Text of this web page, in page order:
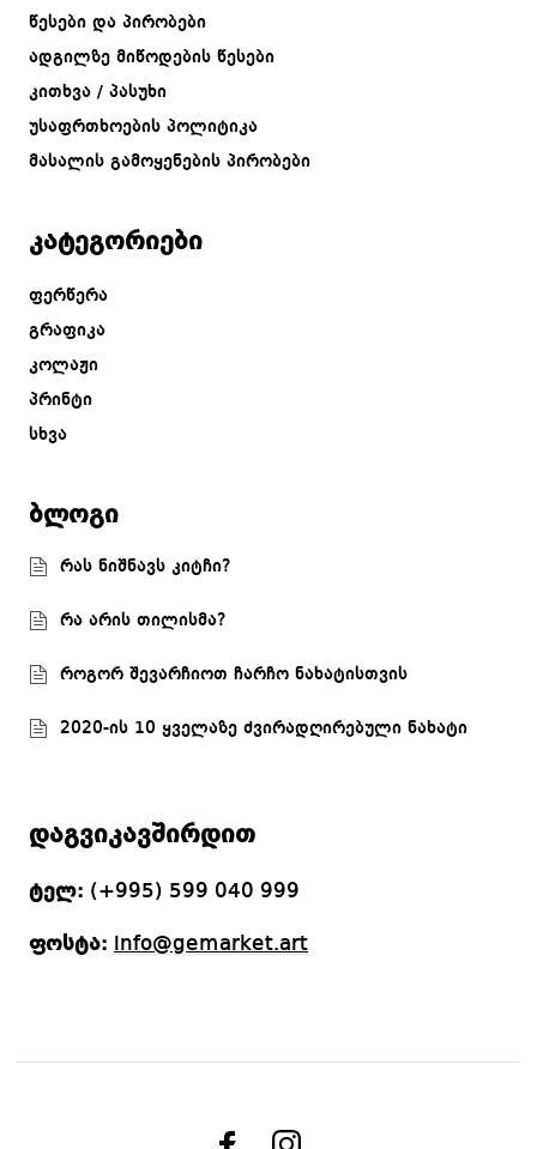
წესები და პირობები
ადგილზე მიწოდების წესები
კითხვა / პასუხი
უსაფრთხოების პოლიტიკა
მასალის გამოყენების პირობები
კატეგორიები
ფერწერა
გრაფიკა
კოლაჟი
პრინტი
სხვა
ბლოგი
რას ნიშნავს კიტჩი?
რა არის თილისმა?
როგორ შევარჩიოთ ჩარჩო ნახატისთვის
2020-ის 10 ყველაზე ძვირადღირებული ნახატი
დაგვიკავშირდით
ტელ: (+995) 599 040 999
ფოსტა: info@gemarket.art